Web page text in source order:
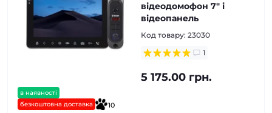
в наявності
безкоштовна доставка
10
відеодомофон 7" і
відеопанель
Код товару: 23030
1
5 175.00 грн.